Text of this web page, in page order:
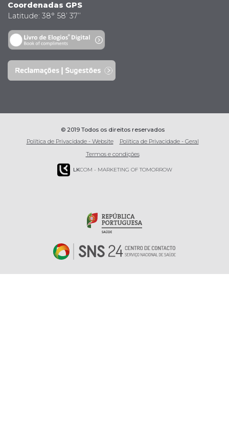
Coordenadas GPS
Latitude: 38° 58’ 37’’
© 2019 Todos os direitos reservados
Política de Privacidade - Website
Política de Privacidade - Geral
Termos e condições
LKCOM - MARKETING OF TOMORROW